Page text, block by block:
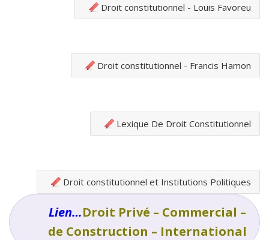
Droit constitutionnel - Louis Favoreu
Droit constitutionnel - Francis Hamon
Lexique De Droit Constitutionnel
Droit constitutionnel et Institutions Politiques
Lien…Droit Privé – Commercial –
de Construction – International